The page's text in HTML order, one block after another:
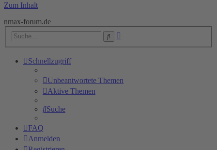
Zum Inhalt
nmax-forum.de
Suche
Schnellzugriff
Unbeantwortete Themen
Aktive Themen
Suche
FAQ
Anmelden